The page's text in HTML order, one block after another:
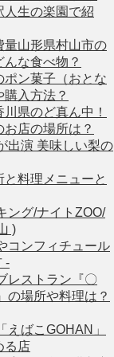
人生の楽園で紹
量山形県村山市の
な食べ物？
ン菓子（おとな
入方法？
県のど真ん中！
店の場所は？
出演 美味しい梨の
料理メニューと
ング/ナイトZOO/
)
コンフィチュール
-
レストラン『〇
の場所や料理は？
えばこGOHAN」
る店